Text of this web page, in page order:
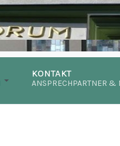
KONTAKT
ANSPRECHPARTNER &